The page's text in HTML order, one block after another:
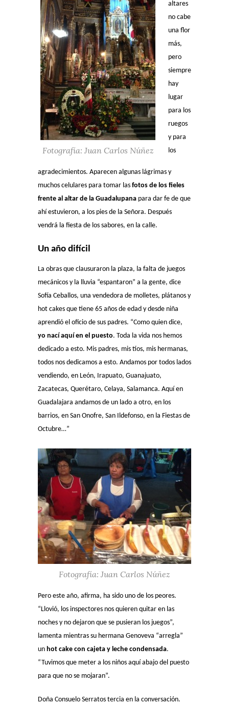
Fotografía: Juan Carlos Núñez
altares
no cabe
una flor
más,
pero
siempre
hay
lugar
para los
ruegos
y para
los
agradecimientos. Aparecen algunas lágrimas y
muchos celulares para tomar las fotos de los fieles
frente al altar de la Guadalupana para dar fe de que
ahí estuvieron, a los pies de la Señora. Después
vendrá la fiesta de los sabores, en la calle.
Un año difícil
La obras que clausuraron la plaza, la falta de juegos
mecánicos y la lluvia “espantaron” a la gente, dice
Sofía Ceballos, una vendedora de molletes, plátanos y
hot cakes que tiene 65 años de edad y desde niña
aprendió el oficio de sus padres. “Como quien dice,
yo nací aquí en el puesto. Toda la vida nos hemos
dedicado a esto. Mis padres, mis tíos, mis hermanas,
todos nos dedicamos a esto. Andamos por todos lados
vendiendo, en León, Irapuato, Guanajuato,
Zacatecas, Querétaro, Celaya, Salamanca. Aquí en
Guadalajara andamos de un lado a otro, en los
barrios, en San Onofre, San Ildefonso, en la Fiestas de
Octubre…”
Fotografía: Juan Carlos Núñez
Pero este año, afirma, ha sido uno de los peores.
“Llovió, los inspectores nos quieren quitar en las
noches y no dejaron que se pusieran los juegos”,
lamenta mientras su hermana Genoveva “arregla”
un hot cake con cajeta y leche condensada.
“Tuvimos que meter a los niños aquí abajo del puesto
para que no se mojaran”.
Doña Consuelo Serratos tercia en la conversación.